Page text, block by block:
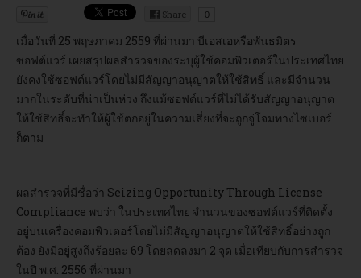
HOME
ซอฟต์แวร์
ข่าว
อบรม
Share
0
เมื่อวันที่ 25 พฤษภาคม 2559 ที่ผ่านมา บีเอสเอหรือพันธมิตร
ซอฟต์แวร์ เผยสรุปผลสำรวจของระบุผู้ใช้คอมพิวเตอร์ในประเทศไทย
ยังคงใช้ซอฟต์แวร์โดยไม่มีสัญญาอนุญาตให้ใช้สิทธิ์ และมีจำนวน
มากในระดับที่น่าเป็นห่วง ถึงแม้ซอฟต์แวร์ที่ไม่ได้รับสัญญาอนุญาต
ให้ใช้สิทธิ์จะทำให้ผู้ใช้ตกอยู่ในความเสี่ยงที่จะถูกจู่โจมทางไซเบอร์
ก็ตาม
ผลสำรวจที่มีชื่อว่า Seizing Opportunity Through License
Compliance พบว่า ในประเทศไทย จำนวนของซอฟต์แวร์ที่ติดตั้ง
อยู่บนเครื่องคอมพิวเตอร์โดยไม่มีสัญญาอนุญาตให้ใช้สิทธิ์อย่างถูก
ต้อง ยังมีอยู่สูงถึงร้อยละ 69 โดยลดลงมา 2 จุด เมื่อเทียบกับการสำรวจ
ในปี พ.ศ. 2556 ที่ผ่านมา